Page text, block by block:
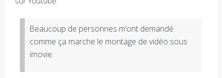
Beaucoup de personnes m’ont demandé
comme ça marche le montage de vidéo sous
imovie.